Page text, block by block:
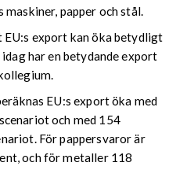
papper och stål.
export kan öka betydligt
har en betydande export
EU:s export öka med
och med 154
För pappersvaror är
och för metaller 118